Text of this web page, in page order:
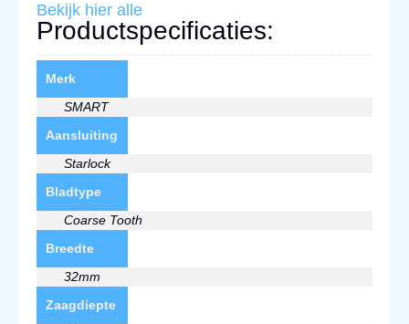
Bekijk hier alle
Productspecificaties:
Merk
SMART
Aansluiting
Starlock
Bladtype
Coarse Tooth
Breedte
32mm
Zaagdiepte